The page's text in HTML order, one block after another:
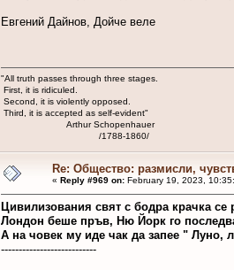
Евгений Дайнов, Дойче веле
"All truth passes through three stages.
First, it is ridiculed.
Second, it is violently opposed.
Third, it is accepted as self-evident"
Arthur Schopenhauer
/1788-1860/
Re: Общество: размисли,
« Reply #969 on:February 19, 2023,
Цивилизования свят с бодра крачка
Лондон беше пръв, Ню Йорк го
А на човек му иде чак да запее " Луно,
---------------------------